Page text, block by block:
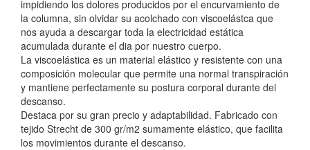
impidiendo los dolores producidos por el encurvamiento de
la columna, sin olvidar su acolchado con viscoelástca que
nos ayuda a descargar toda la electricidad estática
acumulada durante el dia por nuestro cuerpo.
La viscoelástica es un material elástico y resistente con una
composición molecular que permite una normal transpiración
y mantiene perfectamente su postura corporal durante del
descanso.
Destaca por su gran precio y adaptabilidad. Fabricado con
tejido Strecht de 300 gr/m2 sumamente elástico, que facilita
los movimientos durante el descanso.